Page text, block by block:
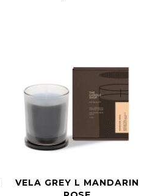
VELA GREY L MANDARIN